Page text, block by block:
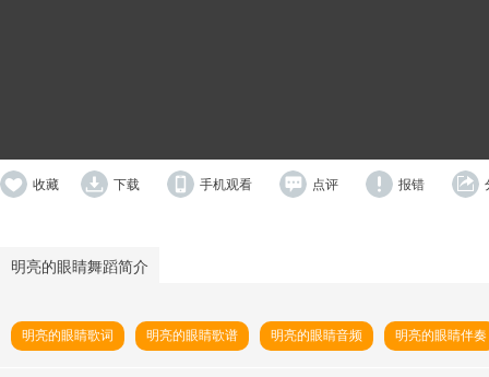
收藏 下载 手机观看 点评 报错
明亮的眼睛舞蹈简介
明亮的眼睛歌词 明亮的眼睛歌谱 明亮的眼睛音频 明亮的眼睛伴奏